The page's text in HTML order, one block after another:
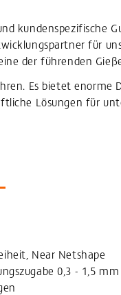
kundenspezifische
für
der führenden
Es bietet enorme
Lösungen für
Near Netshape
0,3 - 1,5 mm